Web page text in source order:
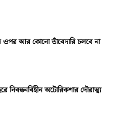
ওপর আর কোনো তাঁবেদারি চলবে না
নিবন্ধনবিহীন অটোরিকশার দৌরাত্ম্য